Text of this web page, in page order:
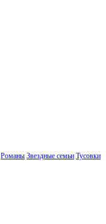
Романы Звездные семьи Тусовки